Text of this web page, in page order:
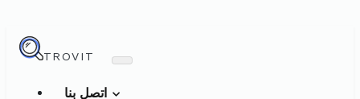
TROVIT